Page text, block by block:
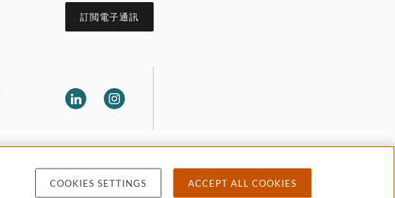
訂閲電子通訊
Cookies and privacy Accessibility Attorney advertising
COOKIES SETTINGS ACCEPT ALL COOKIES